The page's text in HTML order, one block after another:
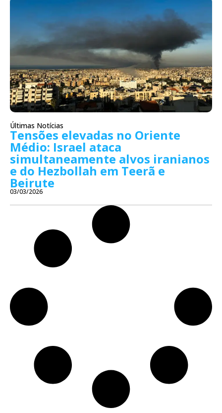
Últimas Notícias
Tensões elevadas no Oriente
Médio: Israel ataca
simultaneamente alvos iranianos
e do Hezbollah em Teerã e
Beirute
03/03/2026